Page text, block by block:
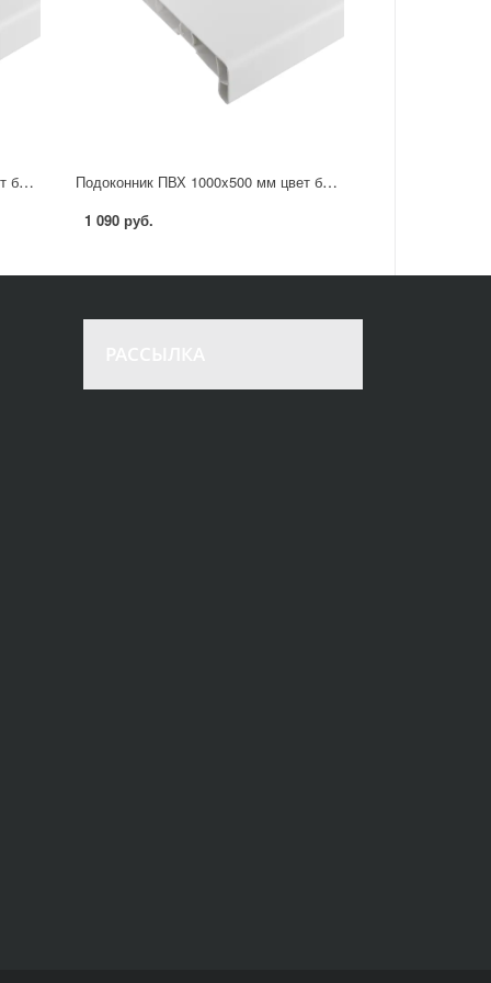
Подоконник ПВХ 1000x300 мм цвет белый Подоконник ПВХ 1000x500 мм цвет белый
1 090 руб.